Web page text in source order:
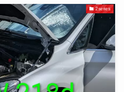
2series